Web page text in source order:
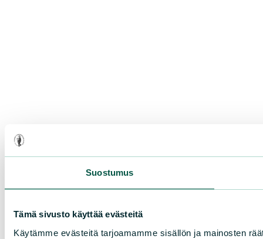
Suostumus
Tämä sivusto käyttää evästeitä
Käytämme evästeitä tarjoamamme sisällön ja mainosten